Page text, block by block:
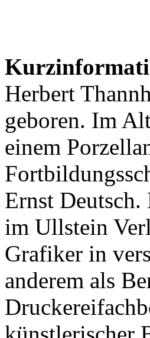
Herbert
geboren. Im
einem
Ernst
im Ullstein
Grafiker in
anderem als